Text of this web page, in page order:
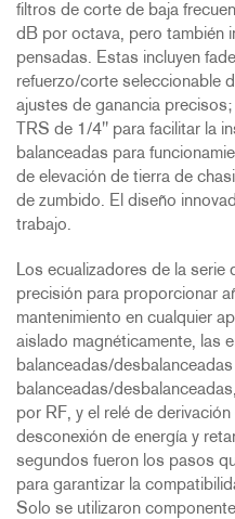
filtros de corte de baja
dB por octava, pero también
pensadas. Estas incluyen
refuerzo/corte seleccionable
ajustes de ganancia
TRS de 1/4'' para facilitar la
balanceadas para
de elevación de tierra de
de zumbido. El diseño
trabajo.
Los ecualizadores de la
precisión para proporcionar
mantenimiento en cualquier
aislado magnéticamente, las
balanceadas/
balanceadas/
por RF, y el relé de
desconexión de energía y
segundos fueron los pasos
para garantizar la
Solo se utilizaron